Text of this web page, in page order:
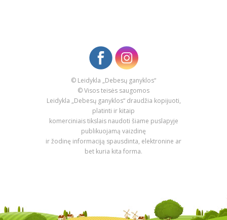
© Leidykla „Debesų ganyklos“
© Visos teisės saugomos
Leidykla „Debesų ganyklos“ draudžia kopijuoti,
platinti ir kitaip
komerciniais tikslais naudoti šiame puslapyje
publikuojamą vaizdinę
ir žodinę informaciją spausdinta, elektronine ar
bet kuria kita forma.